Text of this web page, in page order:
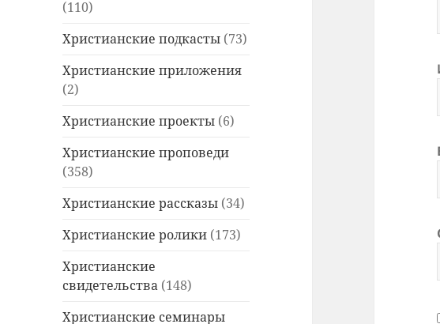
(110)
Христианские подкасты (73)
Христианские приложения
(2)
Христианские проекты (6)
Христианские проповеди
(358)
Христианские рассказы (34)
Христианские ролики (173)
Христианские
свидетельства (148)
Христианские семинары